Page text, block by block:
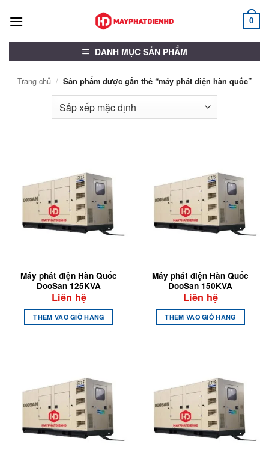
qua
0
DANH MỤC SẢN PHẨM
Trang chủ / Sản phẩm được gắn thẻ “máy phát điện hàn quốc”
Máy phát điện Hàn Quốc
DooSan 125KVA
Liên hệ
THÊM VÀO GIỎ HÀNG
Máy phát điện Hàn Quốc
DooSan 150KVA
Liên hệ
THÊM VÀO GIỎ HÀNG